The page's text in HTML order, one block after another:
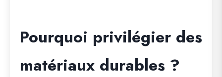
Pourquoi privilégier des
matériaux durables ?